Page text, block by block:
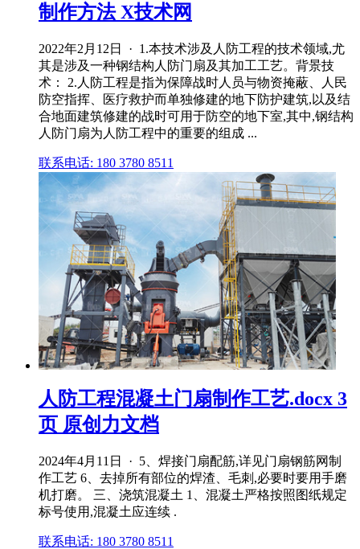
制作方法 X技术网
2022年2月12日 · 1.本技术涉及人防工程的技术领域,尤
其是涉及一种钢结构人防门扇及其加工工艺。背景技
术： 2.人防工程是指为保障战时人员与物资掩蔽、人民
防空指挥、医疗救护而单独修建的地下防护建筑,以及结
合地面建筑修建的战时可用于防空的地下室,其中,钢结构
人防门扇为人防工程中的重要的组成 ...
联系电话: 180 3780 8511
人防工程混凝土门扇制作工艺.docx 3
页 原创力文档
2024年4月11日 · 5、焊接门扇配筋,详见门扇钢筋网制
作工艺 6、去掉所有部位的焊渣、毛刺,必要时要用手磨
机打磨。 三、浇筑混凝土 1、混凝土严格按照图纸规定
标号使用,混凝土应连续 .
联系电话: 180 3780 8511